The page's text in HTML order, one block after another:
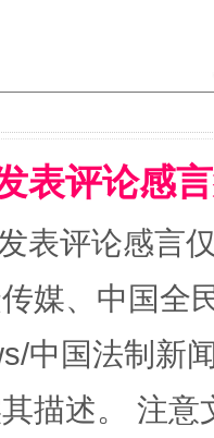
表评论感
表评论感言
媒、中国全
中国法制新
描述。 注